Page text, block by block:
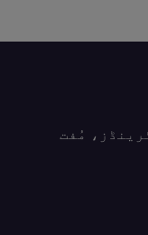
مُفت